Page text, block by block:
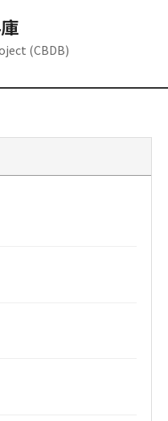
(CBDB)